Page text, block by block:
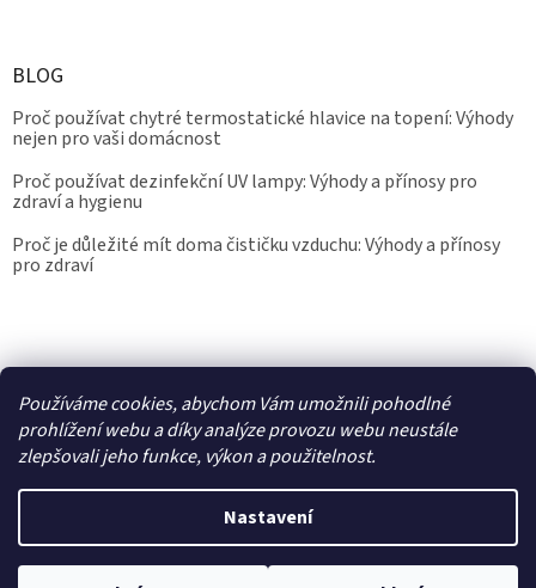
Používáme cookies, abychom Vám umožnili pohodlné
prohlížení webu a díky analýze provozu webu neustále
zlepšovali jeho funkce, výkon a použitelnost.
Nastavení
BLOG
Proč používat chytré termostatické hlavice na topení: Výhody
nejen pro vaši domácnost
Proč používat dezinfekční UV lampy: Výhody a přínosy pro
zdraví a hygienu
Proč je důležité mít doma čističku vzduchu: Výhody a přínosy
pro zdraví
Vytvořil Shoptet
Copyright 2026Epřístroje.cz. Všechna práva vyhrazena.Upravit